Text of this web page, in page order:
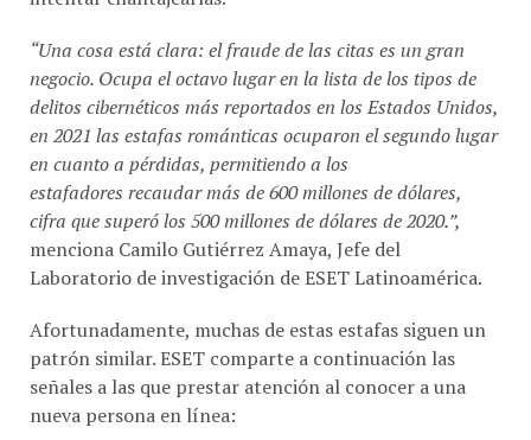
“Una cosa está clara: el fraude de las citas es un gran
negocio. Ocupa el octavo lugar en la lista de los tipos de
delitos cibernéticos más reportados en los Estados Unidos,
en 2021 las estafas románticas ocuparon el segundo lugar
en cuanto a pérdidas, permitiendo a los
estafadores recaudar más de 600 millones de dólares,
cifra que superó los 500 millones de dólares de 2020.”,
menciona Camilo Gutiérrez Amaya, Jefe del
Laboratorio de investigación de ESET Latinoamérica.
Afortunadamente, muchas de estas estafas siguen un
patrón similar. ESET comparte a continuación las
señales a las que prestar atención al conocer a una
nueva persona en línea: